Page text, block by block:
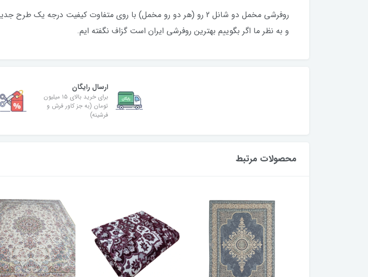
روفرشی مخمل دو شانل 2 رو (هر دو رو مخمل) با روی متفاوت کیفیت درجه
و به نظر ما اگر بگوییم بهترین روفرشی ایران است گزاف نگفته ایم.
ارسال رایگان
برای خرید بالای ۱۵ میلیون
تومان (به جز کاور فرش و
فرشینه)
محصولات مرتبط